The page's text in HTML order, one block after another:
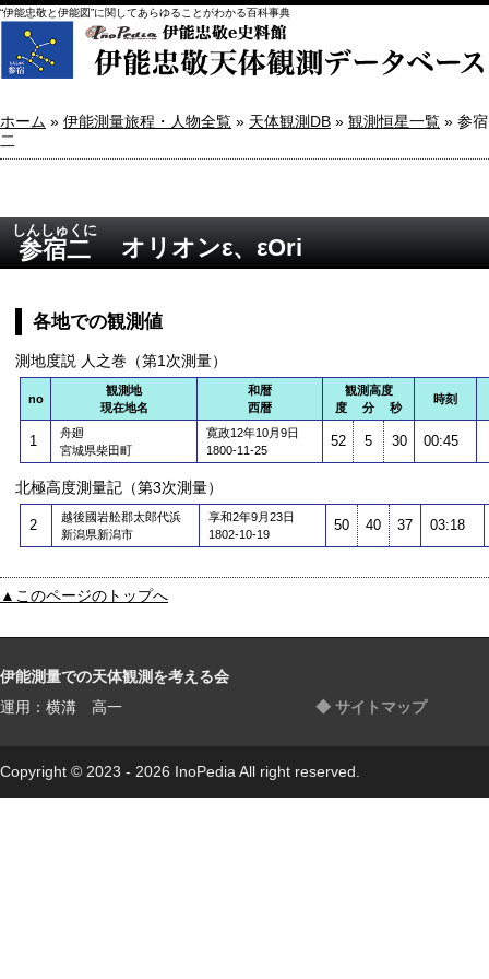
“伊能忠敬と伊能図”に関してあらゆることがわかる百科事典
ホーム » 伊能測量旅程・人物全覧 » 天体観測DB » 観測恒星一覧 » 参宿
二
参宿二
しんしゅくに
オリオンε、εOri
各地での観測値
測地度説 人之巻（第1次測量）
no
観測地
現在地名
和暦
西暦
観測高度
度 分 秒
時刻
1
舟廻
宮城県柴田町
寛政12年10月9日
1800-11-25
52 5 30 00:45
北極高度測量記（第3次測量）
2
越後國岩舩郡太郎代浜
新潟県新潟市
享和2年9月23日
1802-10-19
50 40 37 03:18
▲このページのトップへ
伊能測量での天体観測を考える会
運用：横溝 高一
◆ サイトマップ
Copyright © 2023 - 2026 InoPedia All right reserved.